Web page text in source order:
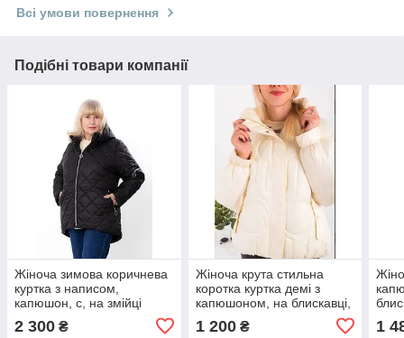
Всі умови повернення
Подібні товари компанії
Жіноча зимова коричнева
куртка з написом,
капюшон, с, на змійці
2 300 ₴
Жіноча крута стильна
коротка куртка демі з
капюшоном, на блискавці,
1 200₴ 1